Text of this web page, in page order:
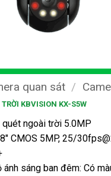
quan sát /
KBVISION KX-S5W
quét ngoài trời 5.0MP
CMOS 5MP, 25/
ánh sáng ban đêm: Có